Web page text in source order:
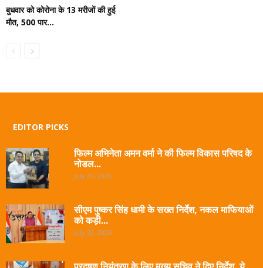
बुधवार को कोरोना के 13 मरीजों की हुई
मौत, 500 पार...
EDITOR PICKS
फिल्म अभिनेता अमन वर्मा ने की फिल्म विकास परिषद के
नोडल...
July 24, 2026
सीएम पुष्कर सिंह धामी के सख्त निर्देश, नकल माफियाओं
को कड़ी...
July 23, 2026